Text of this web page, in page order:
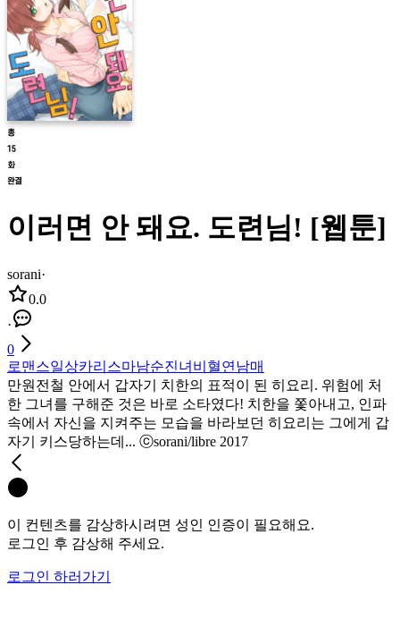
이러면 안 돼요. 도련님! [웹툰]
sorani·
0.0
·
0
로맨스일상카리스마남순진녀 비혈연남매
만원전철 안에서 갑자기 치한의 표적이 된 히요리. 위험에 처
한 그녀를 구해준 것은 바로 소타였다! 치한을 쫓아내고, 인파
속에서 자신을 지켜주는 모습을 바라보던 히요리는 그에게 갑
자기 키스당하는데... ⓒsorani/libre 2017
이 컨텐츠를 감상하시려면 성인 인증이 필요해요.
로그인 후 감상해 주세요.
로그인 하러가기